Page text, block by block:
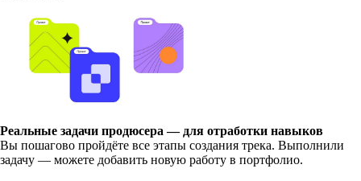
Реальные задачи продюсера — для отработки навыков
Вы пошагово пройдёте все этапы создания трека. Выполнили
задачу — можете добавить новую работу в портфолио.